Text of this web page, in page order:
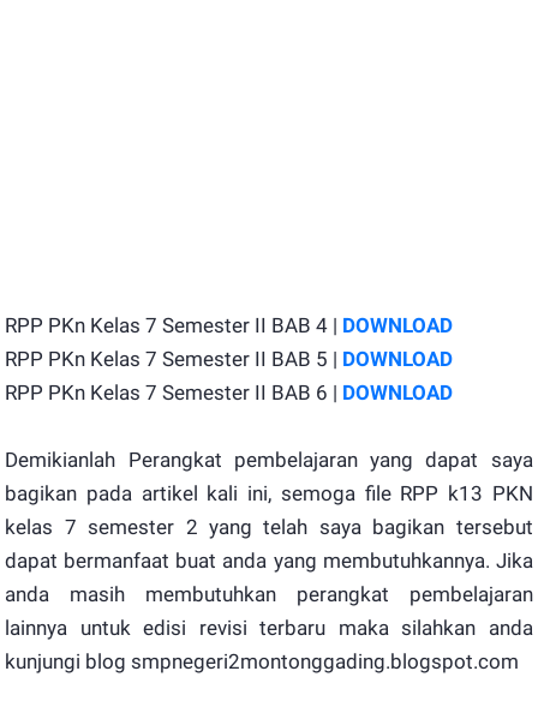
RPP PKn Kelas 7 Semester II BAB 4 | DOWNLOAD
RPP PKn Kelas 7 Semester II BAB 5 | DOWNLOAD
RPP PKn Kelas 7 Semester II BAB 6 | DOWNLOAD
Demikianlah Perangkat pembelajaran yang dapat saya
bagikan pada artikel kali ini, semoga file RPP k13 PKN
kelas 7 semester 2 yang telah saya bagikan tersebut
dapat bermanfaat buat anda yang membutuhkannya. Jika
anda masih membutuhkan perangkat pembelajaran
lainnya untuk edisi revisi terbaru maka silahkan anda
kunjungi blog smpnegeri2montonggading.blogspot.com